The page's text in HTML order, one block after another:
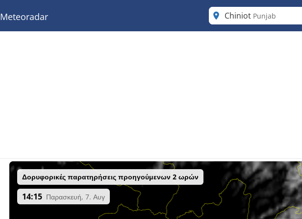
Meteoradar Chiniot Punjab
Δορυφορικές παρατηρήσεις προηγούμενων 2 ωρών
14:15 Παρασκευή, 7. Αυγ